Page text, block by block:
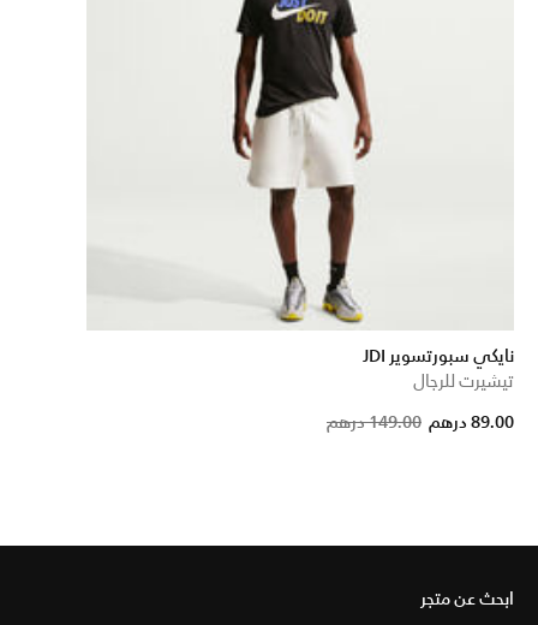
نايكي سبورتسوير JDI
تيشيرت للرجال
149.00 درهم 89.00 درهم
ابحث عن متجر